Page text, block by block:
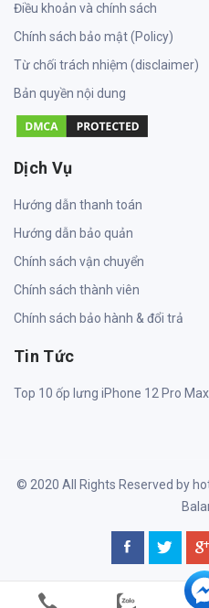
Điều khoản và chính sách
Chính sách bảo mật (Policy)
Từ chối trách nhiệm (disclaimer)
Bản quyền nội dung
Dịch Vụ
Hướng dẫn thanh toán
Hướng dẫn bảo quản
Chính sách vận chuyển
Chính sách thành viên
Chính sách bảo hành & đổi trả
Tin Tức
Top 10 ốp lưng iPhone 12 Pro Max
© 2020 All Rights Reserved by